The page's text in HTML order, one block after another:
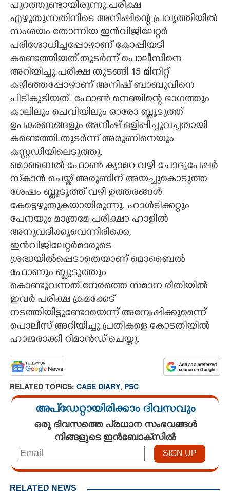
പുറത്തുണ്ടായിരുന്നു.പരീക്ഷ
എഴുതുന്നതിനിടെ അനീഷിന്റെ പ്രവൃത്തിയിൽ
സംശയം തോന്നിയ ഇൻവിജിലേറ്റർ
പരിശോധിച്ചപ്പോഴാണ് കോപ്പിയടി
കണ്ടെത്തിയത്.തുടർന്ന് പൊലീസിനെ
അറിയിച്ചു.പരീക്ഷ തുടങ്ങി 15 മിനിറ്റ്
കഴിഞ്ഞപ്പോഴാണ് അനിഷ് ബാബുവിനെ
പിടികൂടിയത്. ഫോൺ നെഞ്ചിന്റെ ഭാഗത്തും
കാലിലും ചെവിയിലും ഒ‌ാരോ ബ്ലൂടുത്ത്
ഉപകരണങ്ങളും അനീഷ് ഒളിപ്പിച്ചുവച്ചതായി
കണ്ടെത്തി.തുടർന്ന് അരുണിനെയും
കസ്റ്റഡിയിലെടുത്തു.
മൊബൈൽ ഫോൺ ക്യാമറ വഴി ചോദ്യപേപ്പർ
സ്‌കാൻ ചെയ്ത് അരുണിന് അയച്ചുകൊടുത്ത
ശേഷം ബ്ലൂടൂത്ത് വഴി ഉത്തരങ്ങൾ
കേട്ടെഴുതുകയായിരുന്നു. ഹാൾടിക്കറ്റും
പേനയും മാത്രമേ പരീക്ഷാ ഹാളിൽ
അനുവദിക്കൂവെന്നിരിക്കെ,​
ഇൻവിജിലേറ്റർമാരുടെ
ശ്രദ്ധയിൽപ്പെടാതെയാണ് മൊബൈൽ
ഫോണും ബ്ലൂടൂത്തും
കൊണ്ടുവന്നത്.നേരത്തെ സമാന രീതിയിൽ
ഇവർ പരീക്ഷ ക്രമക്കേട്
നടത്തിയിട്ടുണ്ടോയെന്ന് അന്വേഷിക്കുമെന്ന്
പൊലീസ് അറിയിച്ചു.പ്രതികളെ കോടതിയിൽ
ഹാജരാക്കി റിമാൻഡ് ചെയ്തു.
RELATED TOPICS: CASE DIARY, PSC
അപ്ഡേറ്റായിരിക്കാം ദിവസവും
ഒരു ദിവസത്തെ പ്രധാന സംഭവങ്ങൾ
നിങ്ങളുടെ ഇൻബോക്സിൽ
RELATED NEWS